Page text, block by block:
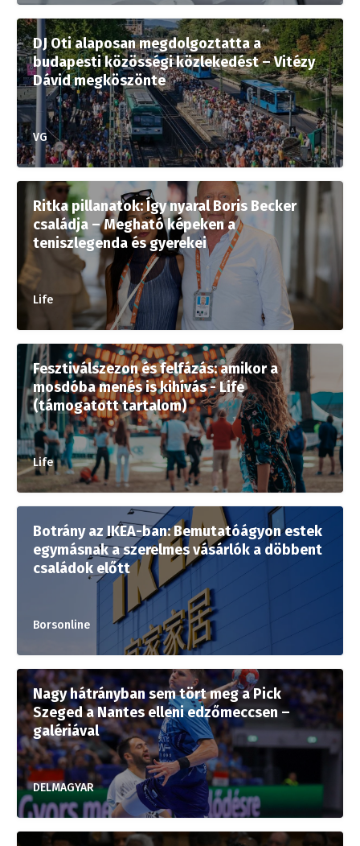
DJ Oti alaposan megdolgoztatta a
budapesti közösségi közlekedést – Vitézy
Dávid megköszönte
VG
Ritka pillanatok: Így nyaral Boris Becker
családja – Megható képeken a
teniszlegenda és gyerekei
Life
Fesztiválszezon és felfázás: amikor a
mosdóba menés is kihívás - Life
(támogatott tartalom)
Life
Botrány az IKEA-ban: Bemutatóágyon estek
egymásnak a szerelmes vásárlók a döbbent
családok előtt
Borsonline
Nagy hátrányban sem tört meg a Pick
Szeged a Nantes elleni edzőmeccsen –
galériával
DELMAGYAR